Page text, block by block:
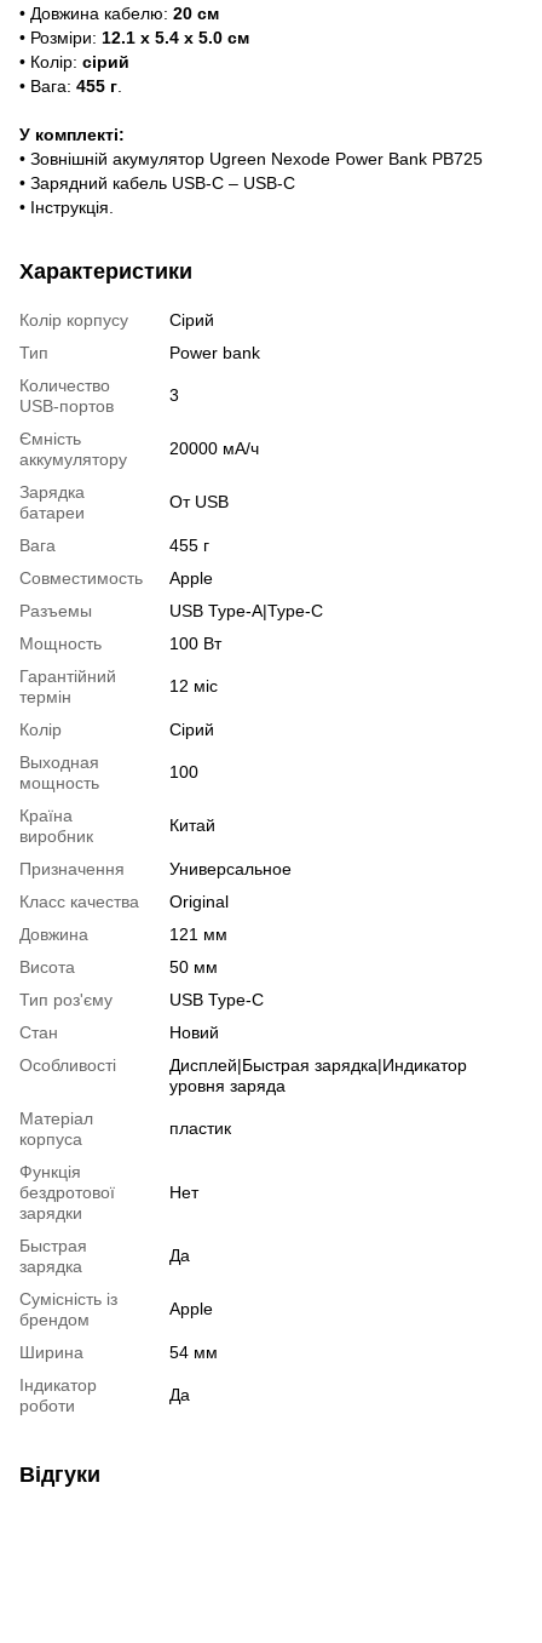
• Довжина кабелю: 20 см
• Розміри: 12.1 х 5.4 х 5.0 см
• Колір: сірий
• Вага: 455 г
У комплекті:
• Зовнішній акумулятор Ugreen Nexode Power Bank PB725
• Зарядний кабель USB-C – USB-C
• Інструкція.
Характеристики
Колір корпусу
Сірий
Тип
Power bank
Количество
USB-портов
3
Ємність
аккумулятору
20000 мА/ч
Зарядка
батареи
От USB
Вага
455 г
Совместимость
Apple
Разъемы
USB Type-A|Type-C
Мощность
100 Вт
Гарантійний
термін
12 міс
Колір
Сірий
Выходная
мощность
100
Країна
виробник
Китай
Призначення
Универсальное
Класс качества
Original
Довжина
121 мм
Висота
50 мм
Тип роз'єму
USB Type-C
Стан
Новий
Особливості
Дисплей|Быстрая зарядка|Индикатор
уровня заряда
Матеріал
корпуса
пластик
Функція
бездротової
зарядки
Нет
Быстрая
зарядка
Да
Сумісність із
брендом
Apple
Ширина
54 мм
Індикатор
роботи
Да
Відгуки